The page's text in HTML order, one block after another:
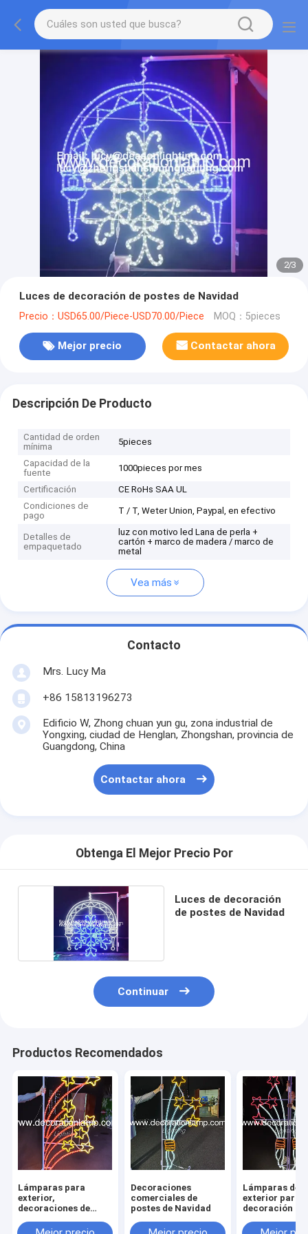
2/3
Luces de decoración de postes de Navidad
Precio：USD65.00/Piece-USD70.00/Piece MOQ：5pieces
Mejor precio Contactar ahora
Descripción De Producto
Cantidad de orden
mínima
5pieces
Capacidad de la
fuente
1000pieces por mes
Certificación
CE RoHs SAA UL
Condiciones de
pago
T / T, Weter Union, Paypal, en efectivo
Detalles de
empaquetado
luz con motivo led Lana de perla +
cartón + marco de madera / marco de
metal
Vea más
Contacto
Mrs. Lucy Ma
+86 15813196273
Edificio W, Zhong chuan yun gu, zona industrial de
Yongxing, ciudad de Henglan, Zhongshan, provincia de
Guangdong, China
Contactar ahora
Obtenga El Mejor Precio Por
Luces de decoración
de postes de Navidad
Continuar
Productos Recomendados
Lámparas para
exterior,
decoraciones de
motivo navideño
Decoraciones
comerciales de
postes de Navidad
Lámparas de
exterior para
decoración de